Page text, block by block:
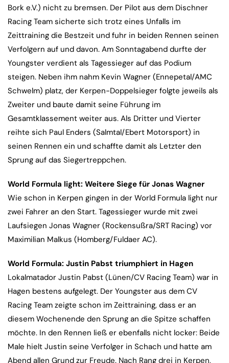
Bork e.V.) nicht zu bremsen. Der Pilot aus dem Dischner
Racing Team sicherte sich trotz eines Unfalls im
Zeittraining die Bestzeit und fuhr in beiden Rennen seinen
Verfolgern auf und davon. Am Sonntagabend durfte der
Youngster verdient als Tagessieger auf das Podium
steigen. Neben ihm nahm Kevin Wagner (Ennepetal/AMC
Schwelm) platz, der Kerpen-Doppelsieger folgte jeweils als
Zweiter und baute damit seine Führung im
Gesamtklassement weiter aus. Als Dritter und Vierter
reihte sich Paul Enders (Salmtal/Ebert Motorsport) in
seinen Rennen ein und schaffte damit als Letzter den
Sprung auf das Siegertreppchen.
World Formula light: Weitere Siege für Jonas Wagner
Wie schon in Kerpen gingen in der World Formula light nur
zwei Fahrer an den Start. Tagessieger wurde mit zwei
Laufsiegen Jonas Wagner (Rockensußra/SRT Racing) vor
Maximilian Malkus (Homberg/Fuldaer AC).
World Formula: Justin Pabst triumphiert in Hagen
Lokalmatador Justin Pabst (Lünen/CV Racing Team) war in
Hagen bestens aufgelegt. Der Youngster aus dem CV
Racing Team zeigte schon im Zeittraining, dass er an
diesem Wochenende den Sprung an die Spitze schaffen
möchte. In den Rennen ließ er ebenfalls nicht locker: Beide
Male hielt Justin seine Verfolger in Schach und hatte am
Abend allen Grund zur Freude. Nach Rang drei in Kerpen,